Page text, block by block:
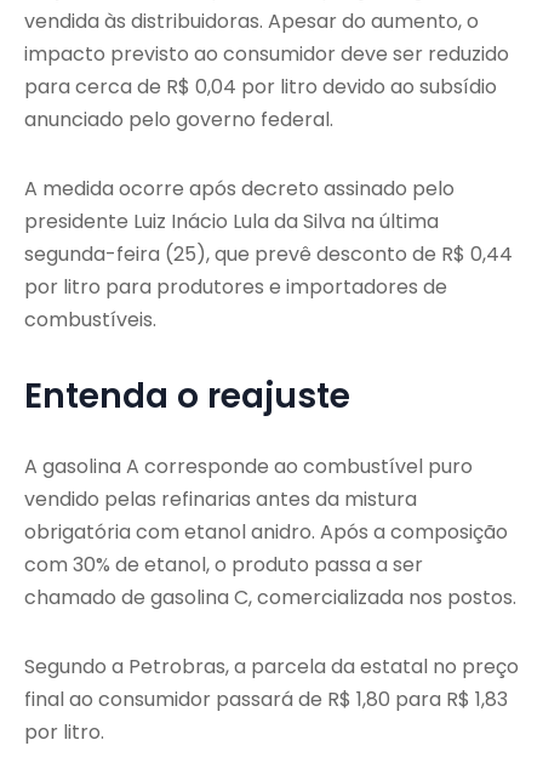
vendida às distribuidoras. Apesar do aumento, o
impacto previsto ao consumidor deve ser reduzido
para cerca de R$ 0,04 por litro devido ao subsídio
anunciado pelo governo federal.
A medida ocorre após decreto assinado pelo
presidente Luiz Inácio Lula da Silva na última
segunda-feira (25), que prevê desconto de R$ 0,44
por litro para produtores e importadores de
combustíveis.
Entenda o reajuste
A gasolina A corresponde ao combustível puro
vendido pelas refinarias antes da mistura
obrigatória com etanol anidro. Após a composição
com 30% de etanol, o produto passa a ser
chamado de gasolina C, comercializada nos postos.
Segundo a Petrobras, a parcela da estatal no preço
final ao consumidor passará de R$ 1,80 para R$ 1,83
por litro.